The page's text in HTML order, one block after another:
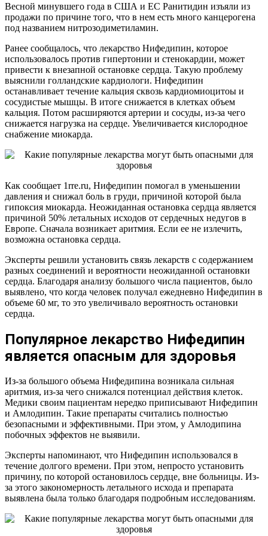
Весной минувшего года в США и ЕС Ранитидин изъяли из
продажи по причине того, что в нем есть много канцерогена
под названием нитрозодиметиламин.
Ранее сообщалось, что лекарство Нифедипин, которое
использовалось против гипертонии и стенокардии, может
привести к внезапной остановке сердца. Такую проблему
выяснили голландские кардиологи. Нифедипин
останавливает течение кальция сквозь кардиомиоцитоы и
сосудистые мышцы. В итоге снижается в клетках объем
кальция. Потом расширяются артерии и сосуды, из-за чего
снижается нагрузка на сердце. Увеличивается кислородное
снабжение миокарда.
Как сообщает 1rre.ru, Нифедипин помогал в уменьшении
давления и снижал боль в груди, причиной которой была
гипоксия миокарда. Неожиданная остановка сердца является
причиной 50% летальных исходов от сердечных недугов в
Европе. Сначала возникает аритмия. Если ее не излечить,
возможна остановка сердца.
Эксперты решили установить связь лекарств с содержанием
разных соединений и вероятности неожиданной остановки
сердца. Благодаря анализу большого числа пациентов, было
выявлено, что когда человек получал ежедневно Нифедипин в
объеме 60 мг, то это увеличивало вероятность остановки
сердца.
Популярное лекарство Нифедипин
является опасным для здоровья
Из-за большого объема Нифедипина возникала сильная
аритмия, из-за чего снижался потенциал действия клеток.
Медики своим пациентам нередко приписывают Нифедипин
и Амлодипин. Такие препараты считались полностью
безопасными и эффективными. При этом, у Амлодипина
побочных эффектов не выявили.
Эксперты напоминают, что Нифедипин использовался в
течение долгого времени. При этом, непросто установить
причину, по которой остановилось сердце, вне больницы. Из-
за этого закономерность летального исхода и препарата
выявлена была только благодаря подробным исследованиям.